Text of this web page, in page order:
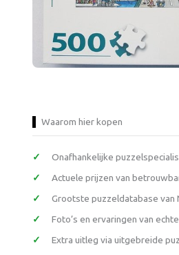
Waarom hier kopen
Onafhankelijke
Actuele prijzen van
Grootste puzzeldatabase van
Foto’s en ervaringen van
Extra uitleg via uitgebreide